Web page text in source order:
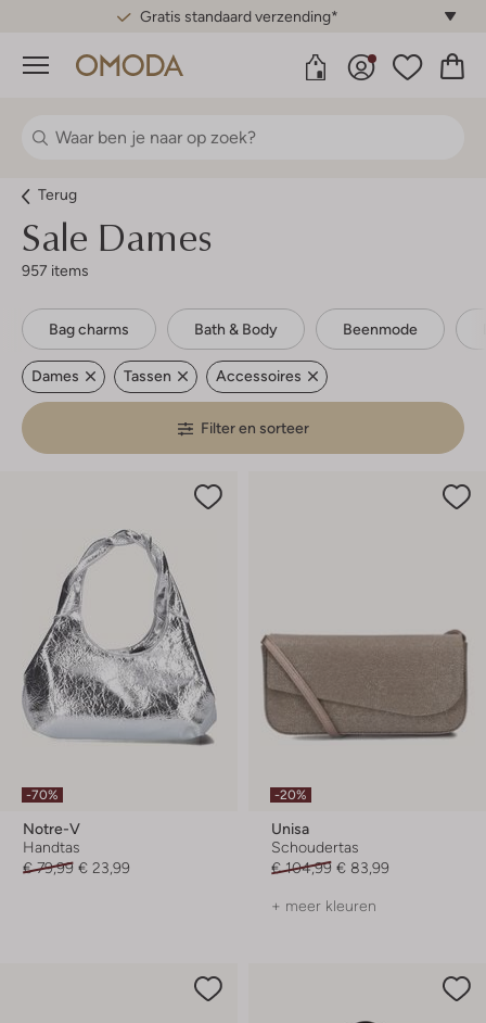
Gratis standaard verzending*
Menu
Terug
Sale Dames
957 items
Bag charms Bath & Body Beenmode
Dames Tassen Accessoires
Filter en sorteer
-70%
Notre-V
Handtas
€ 79,99 € 23,99
-20%
Unisa
Schoudertas
€ 104,99 € 83,99
+ meer kleuren